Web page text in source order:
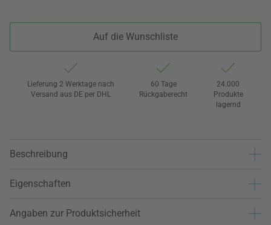
Auf die Wunschliste
Lieferung 2 Werktage nach
Versand aus DE per DHL
60 Tage
Rückgaberecht
24.000
Produkte
lagernd
Beschreibung
Eigenschaften
Angaben zur Produktsicherheit